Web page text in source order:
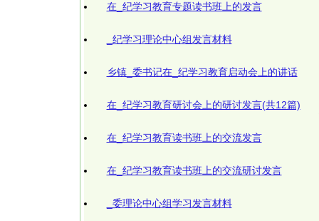
在_纪学习教育专题读书班上的发言
_纪学习理论中心组发言材料
乡镇_委书记在_纪学习教育启动会上的讲话
在_纪学习教育研讨会上的研讨发言(共12篇)
在_纪学习教育读书班上的交流发言
在_纪学习教育读书班上的交流研讨发言
_委理论中心组学习发言材料